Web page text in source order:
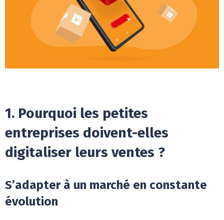
1. Pourquoi les petites
entreprises doivent-elles
digitaliser leurs ventes ?
S’adapter à un marché en constante
évolution